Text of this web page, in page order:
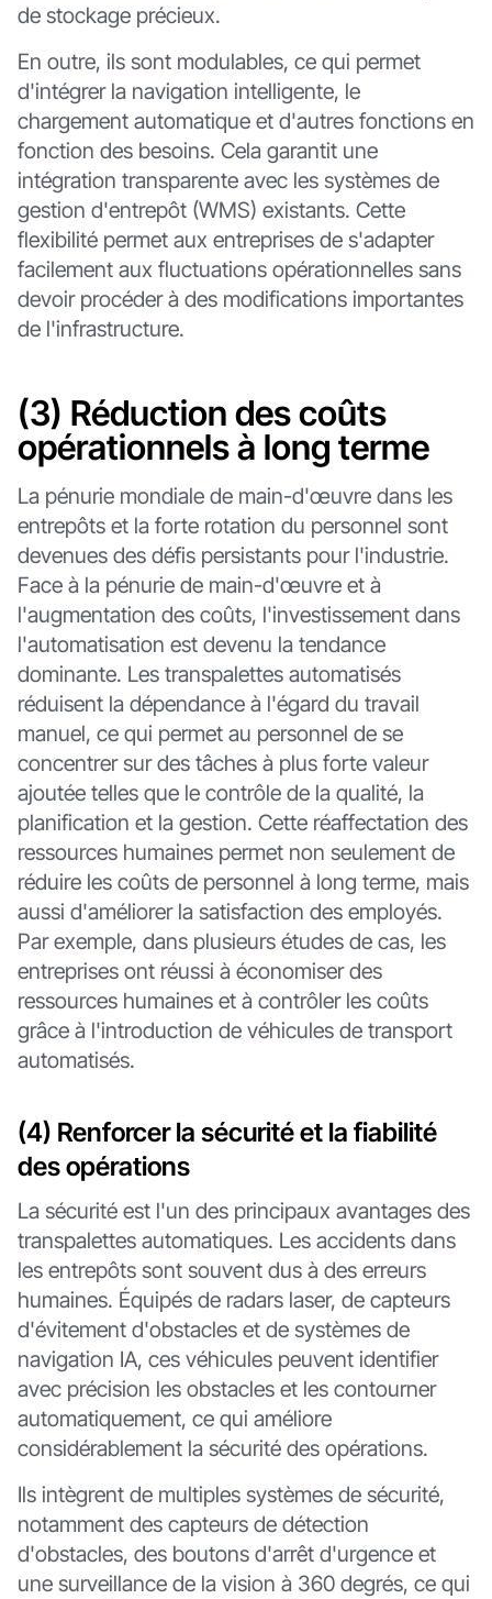
de stockage précieux.
En outre, ils sont modulables, ce qui permet
d'intégrer la navigation intelligente, le
chargement automatique et d'autres fonctions en
fonction des besoins. Cela garantit une
intégration transparente avec les systèmes de
gestion d'entrepôt (WMS) existants. Cette
flexibilité permet aux entreprises de s'adapter
facilement aux fluctuations opérationnelles sans
devoir procéder à des modifications importantes
de l'infrastructure.
(3) Réduction des coûts
opérationnels à long terme
La pénurie mondiale de main-d'œuvre dans les
entrepôts et la forte rotation du personnel sont
devenues des défis persistants pour l'industrie.
Face à la pénurie de main-d'œuvre et à
l'augmentation des coûts, l'investissement dans
l'automatisation est devenu la tendance
dominante. Les transpalettes automatisés
réduisent la dépendance à l'égard du travail
manuel, ce qui permet au personnel de se
concentrer sur des tâches à plus forte valeur
ajoutée telles que le contrôle de la qualité, la
planification et la gestion. Cette réaffectation des
ressources humaines permet non seulement de
réduire les coûts de personnel à long terme, mais
aussi d'améliorer la satisfaction des employés.
Par exemple, dans plusieurs études de cas, les
entreprises ont réussi à économiser des
ressources humaines et à contrôler les coûts
grâce à l'introduction de véhicules de transport
automatisés.
(4) Renforcer la sécurité et la fiabilité
des opérations
La sécurité est l'un des principaux avantages des
transpalettes automatiques. Les accidents dans
les entrepôts sont souvent dus à des erreurs
humaines. Équipés de radars laser, de capteurs
d'évitement d'obstacles et de systèmes de
navigation IA, ces véhicules peuvent identifier
avec précision les obstacles et les contourner
automatiquement, ce qui améliore
considérablement la sécurité des opérations.
Ils intègrent de multiples systèmes de sécurité,
notamment des capteurs de détection
d'obstacles, des boutons d'arrêt d'urgence et
une surveillance de la vision à 360 degrés, ce qui